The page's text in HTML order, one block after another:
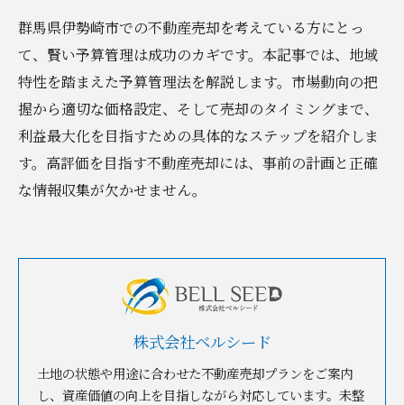
群馬県伊勢崎市での不動産売却を考えている方にとっ
て、賢い予算管理は成功のカギです。本記事では、地域
特性を踏まえた予算管理法を解説します。市場動向の把
握から適切な価格設定、そして売却のタイミングまで、
利益最大化を目指すための具体的なステップを紹介しま
す。高評価を目指す不動産売却には、事前の計画と正確
な情報収集が欠かせません。
株式会社ベルシード
土地の状態や用途に合わせた不動産売却プランをご案内
し、資産価値の向上を目指しながら対応しています。未整